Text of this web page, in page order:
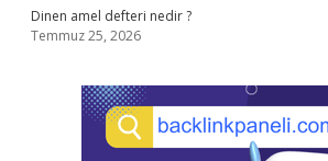
Dinen amel defteri nedir ?
Temmuz 25, 2026